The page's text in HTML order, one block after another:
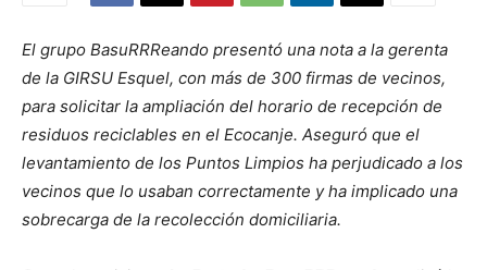
El grupo BasuRRReando presentó una nota a la gerenta
de la GIRSU Esquel, con más de 300 firmas de vecinos,
para solicitar la ampliación del horario de recepción de
residuos reciclables en el Ecocanje. Aseguró que el
levantamiento de los Puntos Limpios ha perjudicado a los
vecinos que lo usaban correctamente y ha implicado una
sobrecarga de la recolección domiciliaria.